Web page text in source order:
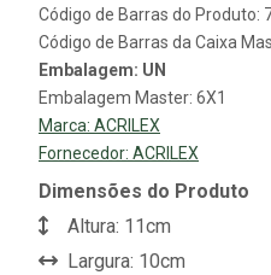
Código de Barras do Produto:
Código de Barras da Caixa
Embalagem: UN
Embalagem Master: 6X1
Marca: ACRILEX
Fornecedor: ACRILEX
Dimensões do Produto
Altura: 11cm
Largura: 10cm